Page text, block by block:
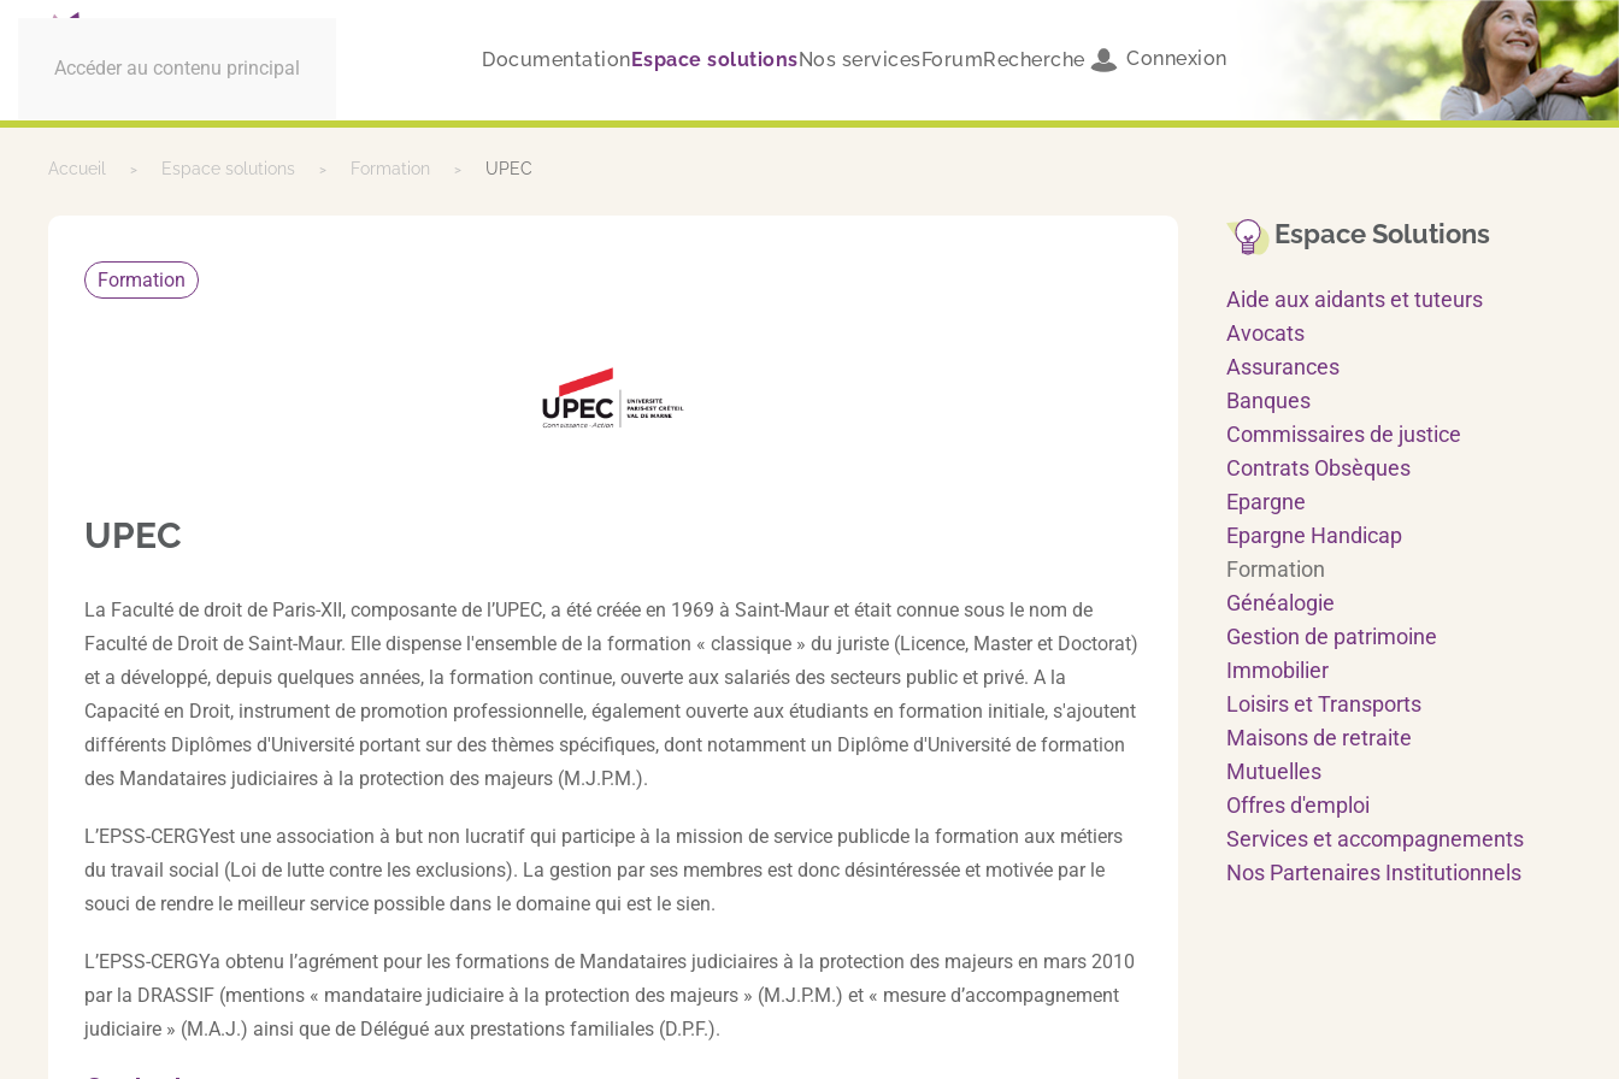
Accéder au contenu principal DocumentationEspace solutionsNos servicesForumRecherche Connexion
Accueil Espace solutions Formation UPEC
Formation
UPEC
La Faculté de droit de Paris-XII, composante de l’UPEC, a été créée en 1969 à Saint-Maur et était connue sous le nom de
Faculté de Droit de Saint-Maur. Elle dispense l'ensemble de la formation « classique » du juriste (Licence, Master et Doctorat)
et a développé, depuis quelques années, la formation continue, ouverte aux salariés des secteurs public et privé. A la
Capacité en Droit, instrument de promotion professionnelle, également ouverte aux étudiants en formation initiale, s'ajoutent
différents Diplômes d'Université portant sur des thèmes spécifiques, dont notamment un Diplôme d'Université de formation
des Mandataires judiciaires à la protection des majeurs (M.J.P.M.).
L’EPSS-CERGYest une association à but non lucratif qui participe à la mission de service publicde la formation aux métiers
du travail social (Loi de lutte contre les exclusions). La gestion par ses membres est donc désintéressée et motivée par le
souci de rendre le meilleur service possible dans le domaine qui est le sien.
L’EPSS-CERGYa obtenu l’agrément pour les formations de Mandataires judiciaires à la protection des majeurs en mars 2010
par la DRASSIF (mentions « mandataire judiciaire à la protection des majeurs » (M.J.P.M.) et « mesure d’accompagnement
judiciaire » (M.A.J.) ainsi que de Délégué aux prestations familiales (D.P.F.).
Espace Solutions
Aide aux aidants et tuteurs
Avocats
Assurances
Banques
Commissaires de justice
Contrats Obsèques
Epargne
Epargne Handicap
Formation
Généalogie
Gestion de patrimoine
Immobilier
Loisirs et Transports
Maisons de retraite
Mutuelles
Offres d'emploi
Services et accompagnements
Nos Partenaires Institutionnels